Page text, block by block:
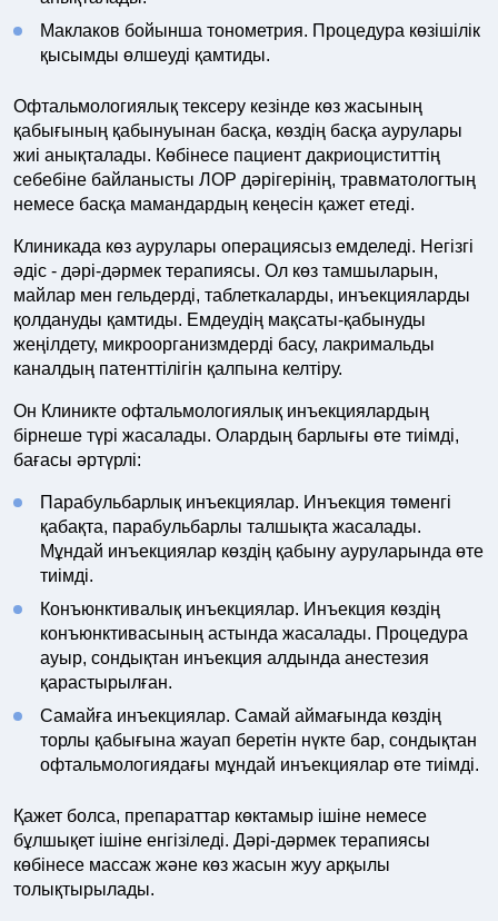
Маклаков бойынша тонометрия. Процедура көзішілік
қысымды өлшеуді қамтиды.
Офтальмологиялық тексеру кезінде көз жасының
қабығының қабынуынан басқа, көздің басқа аурулары
жиі анықталады. Көбінесе пациент дакриоциститтің
себебіне байланысты ЛОР дәрігерінің, травматологтың
немесе басқа мамандардың кеңесін қажет етеді.
Клиникада көз аурулары операциясыз емделеді. Негізгі
әдіс - дәрі-дәрмек терапиясы. Ол көз тамшыларын,
майлар мен гельдерді, таблеткаларды, инъекцияларды
қолдануды қамтиды. Емдеудің мақсаты-қабынуды
жеңілдету, микроорганизмдерді басу, лакримальды
каналдың патенттілігін қалпына келтіру.
Он Клиникте офтальмологиялық инъекциялардың
бірнеше түрі жасалады. Олардың барлығы өте тиімді,
бағасы әртүрлі:
Парабульбарлық инъекциялар. Инъекция төменгі
қабақта, парабульбарлы талшықта жасалады.
Мұндай инъекциялар көздің қабыну ауруларында өте
тиімді.
Конъюнктивалық инъекциялар. Инъекция көздің
конъюнктивасының астында жасалады. Процедура
ауыр, сондықтан инъекция алдында анестезия
қарастырылған.
Самайға инъекциялар. Самай аймағында көздің
торлы қабығына жауап беретін нүкте бар, сондықтан
офтальмологиядағы мұндай инъекциялар өте тиімді.
Қажет болса, препараттар көктамыр ішіне немесе
бұлшықет ішіне енгізіледі. Дәрі-дәрмек терапиясы
көбінесе массаж және көз жасын жуу арқылы
толықтырылады.